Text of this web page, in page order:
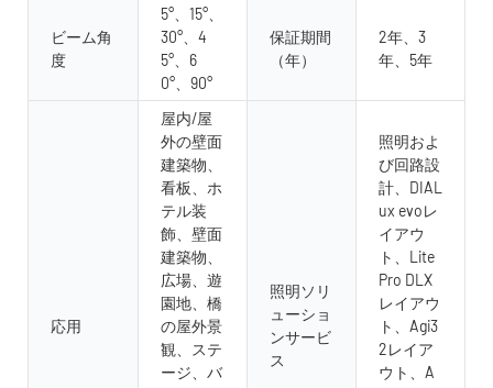
ビーム角
度
5°、15°、
30°、4
5°、6
0°、90°
保証期間
（年）
2年、3
年、5年
応用
屋内/屋
外の壁面
建築物、
看板、ホ
テル装
飾、壁面
建築物、
広場、遊
園地、橋
の屋外景
観、ステ
ージ、バ
照明ソリ
ューショ
ンサービ
ス
照明およ
び回路設
計、DIAL
ux evoレ
イアウ
ト、Lite
Pro DLX
レイアウ
ト、Agi3
2レイア
ウト、A